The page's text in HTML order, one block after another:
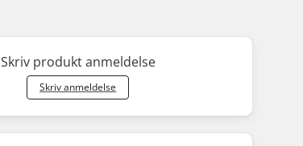
Skriv produkt anmeldelse
Skriv anmeldelse